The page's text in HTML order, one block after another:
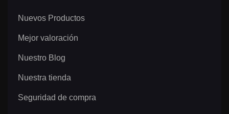
Nuevos Productos
Mejor valoración
Nuestro Blog
Nuestra tienda
Seguridad de compra